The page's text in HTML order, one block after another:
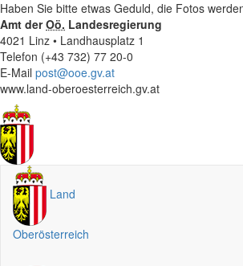
Haben Sie bitte etwas Geduld, die Fotos
Amt derOö. Landesregierung
4021 Linz • Landhausplatz 1
Telefon (+43 732) 77 20-0
E-Mail post@ooe.gv.at
www.land-oberoesterreich.gv.at
Land
Oberösterreich